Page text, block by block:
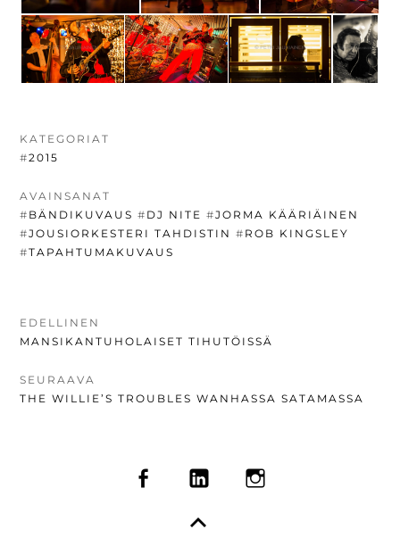
KATEGORIAT
#2015
AVAINSANAT
# BÄNDIKUVAUS # DJ NITE #JORMA KÄÄRIÄINEN
#JOUSIORKESTERI TAHDISTIN # ROB KINGSLEY
#TAPAHTUMAKUVAUS
ARTIKKELIEN
SELAUS
EDELLINEN
EDELLINEN
MANSIKANTUHOLAISET TIHUTÖISSÄ
SEURAAVA
SEURAAVA
THE WILLIE’S TROUBLES WANHASSA SATAMASSA
SOMEVALIKKO
FACEBOOKLINKEDIN